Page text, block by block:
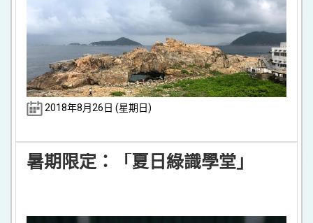
2018年8月26日 (星期日)
暑期限定：「夏日綠識學堂」